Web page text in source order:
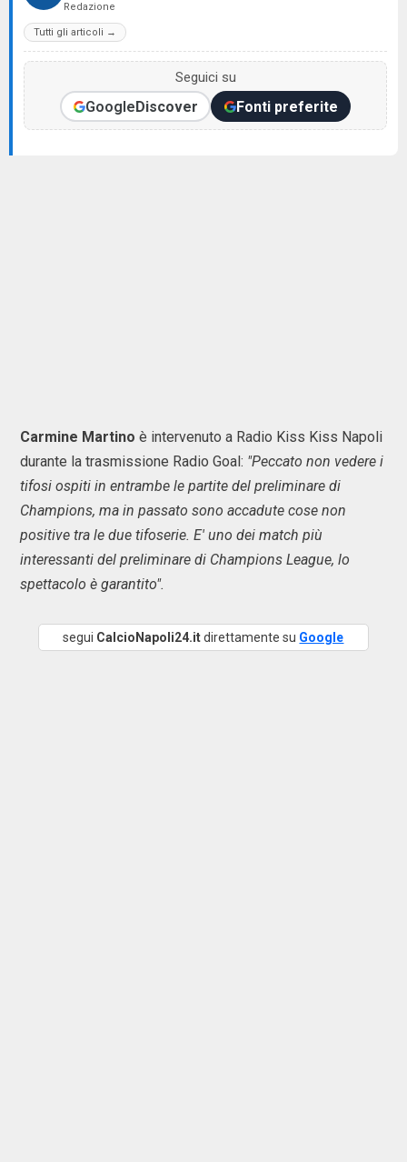
Redazione
Tutti gli articoli →
Seguici su
GoogleDiscover Fonti preferite
Carmine Martino è intervenuto a Radio Kiss Kiss Napoli
durante la trasmissione Radio Goal: "Peccato non vedere i
tifosi ospiti in entrambe le partite del preliminare di
Champions, ma in passato sono accadute cose non
positive tra le due tifoserie. E' uno dei match più
interessanti del preliminare di Champions League, lo
spettacolo è garantito".
segui CalcioNapoli24.itdirettamente su Google